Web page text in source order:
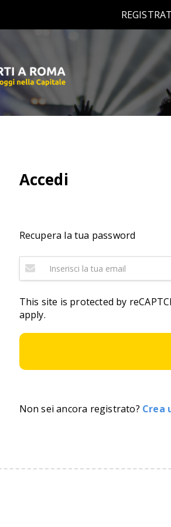
Accedi
Recupera la tua password
This site is protected by
apply.
Non sei ancora registrato? Crea